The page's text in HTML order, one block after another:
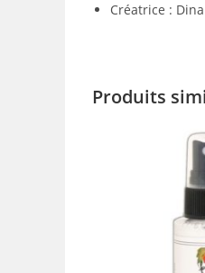
Créatrice :
Produits